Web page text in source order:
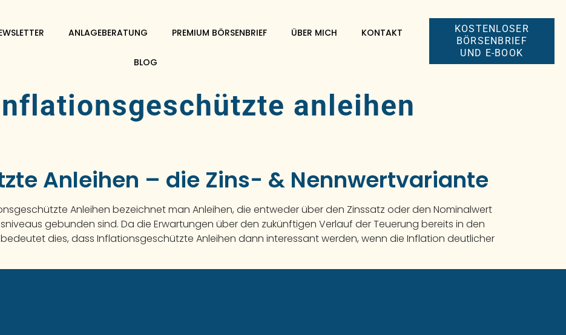
ANLAGEBERATUNG PREMIUM BÖRSENBRIEF ÜBER MICH KONTAKT
BLOG
KOSTENLOSER
BÖRSENBRIEF
UND E-BOOK
anleihen
Anleihen – die Zins- & Nennwertvariante
Anleihen bezeichnet man Anleihen, die entweder über den Zinssatz oder den Nominalwert
gebunden sind. Da die Erwartungen über den zukünftigen Verlauf der Teuerung bereits in den
dies, dass Inflationsgeschützte Anleihen dann interessant werden, wenn die Inflation deutlicher